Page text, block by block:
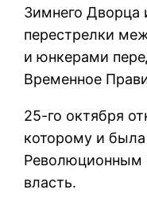
Зимнего Дворца
перестрелки
и юнкерами
Временное
25-го октября
которому и
Революционным
власть.